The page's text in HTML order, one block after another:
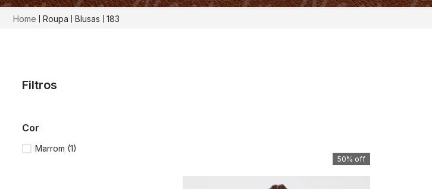
Roupa Blusas 183
Filtros
cor
Marrom (1)
50% off